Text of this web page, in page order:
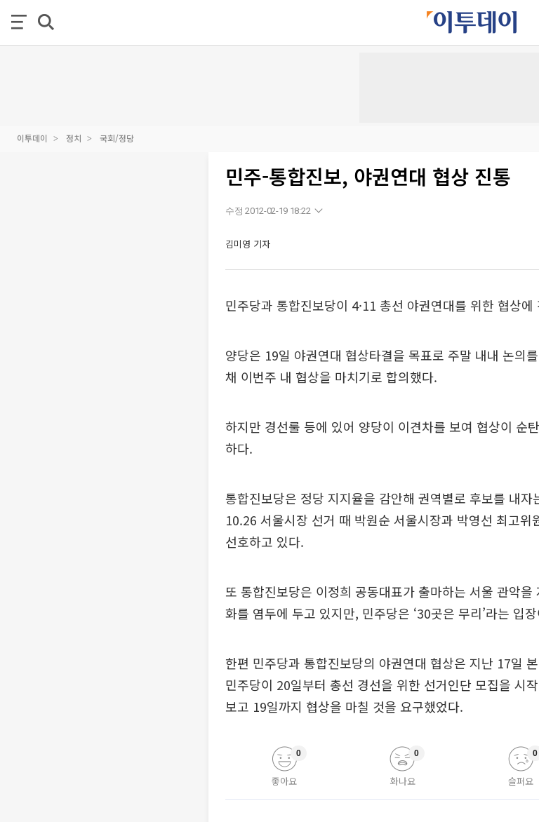
이투데이 정치 국회/정당
민주-통합진보, 야권연대 협상 진통
수정 2012-02-19 18:22
김미영 기자
민주당과 통합진보당이 4·11 총선 야권연대를 위한 협상
양당은 19일 야권연대 협상타결을 목표로 주말 내내 논의
채 이번주 내 협상을 마치기로 합의했다.
하지만 경선룰 등에 있어 양당이 이견차를 보여 협상이 순
하다.
통합진보당은 정당 지지율을 감안해 권역별로 후보를 내
10.26 서울시장 선거 때 박원순 서울시장과 박영선 최고위
선호하고 있다.
또 통합진보당은 이정희 공동대표가 출마하는 서울 관악
화를 염두에 두고 있지만, 민주당은 ‘30곳은 무리’라는 입
한편 민주당과 통합진보당의 야권연대 협상은 지난 17일
민주당이 20일부터 총선 경선을 위한 선거인단 모집을 시
보고 19일까지 협상을 마칠 것을 요구했었다.
좋아요
0
화나요
0
슬퍼요
0